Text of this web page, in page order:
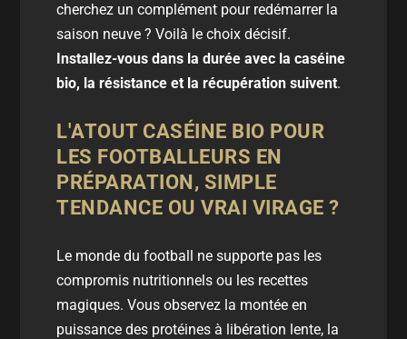
cherchez un complément pour redémarrer la
saison neuve ? Voilà le choix décisif.
Installez-vous dans la durée avec la caséine
bio, la résistance et la récupération suivent.
L'ATOUT CASÉINE BIO POUR
LES FOOTBALLEURS EN
PRÉPARATION, SIMPLE
TENDANCE OU VRAI VIRAGE ?
Le monde du football ne supporte pas les
compromis nutritionnels ou les recettes
magiques. Vous observez la montée en
puissance des protéines à libération lente, la